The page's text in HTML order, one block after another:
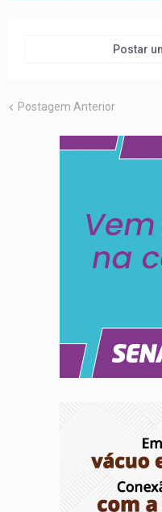
Postar
Postagem Anterior